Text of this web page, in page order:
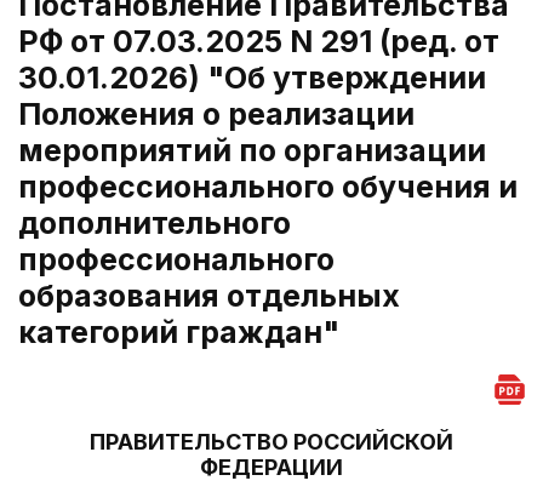
РФ от 07.03.2025 N 291 (ред. от
30.01.2026) "Об утверждении
Положения о реализации
мероприятий по организации
профессионального обучения и
дополнительного
профессионального
образования отдельных
категорий граждан"
ПРАВИТЕЛЬСТВО РОССИЙСКОЙ
ФЕДЕРАЦИИ